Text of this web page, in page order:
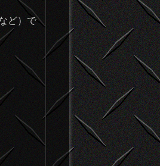
ど）で